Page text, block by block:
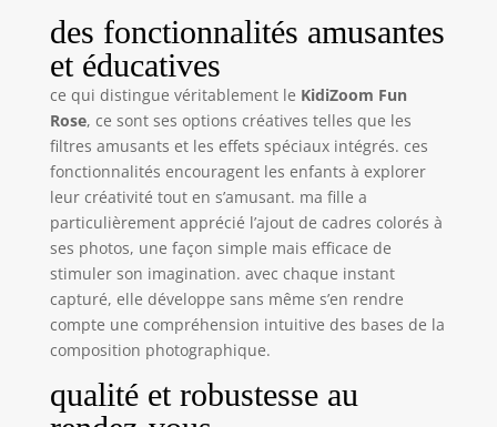
jusqu’à 740 photos
ou 9min de vidéo /
carte microSD (non
fournie) / Réglage
de la luminosité
SIMPLE
D’UTILISATION :
Double viseur, gros
bouton de
déclencheur et
dragonne de
sécurité. INCLUS :
Contrôle parental
pour limiter le
quotidien / Arrêt
des fonctionnalités amusantes
et éducatives
ce qui distingue véritablement le KidiZoom Fun
Rose, ce sont ses options créatives telles que les
filtres amusants et les effets spéciaux intégrés. ces
fonctionnalités encouragent les enfants à explorer
leur créativité tout en s’amusant. ma fille a
particulièrement apprécié l’ajout de cadres colorés à
ses photos, une façon simple mais efficace de
stimuler son imagination. avec chaque instant
capturé, elle développe sans même s’en rendre
compte une compréhension intuitive des bases de la
composition photographique.
qualité et robustesse au